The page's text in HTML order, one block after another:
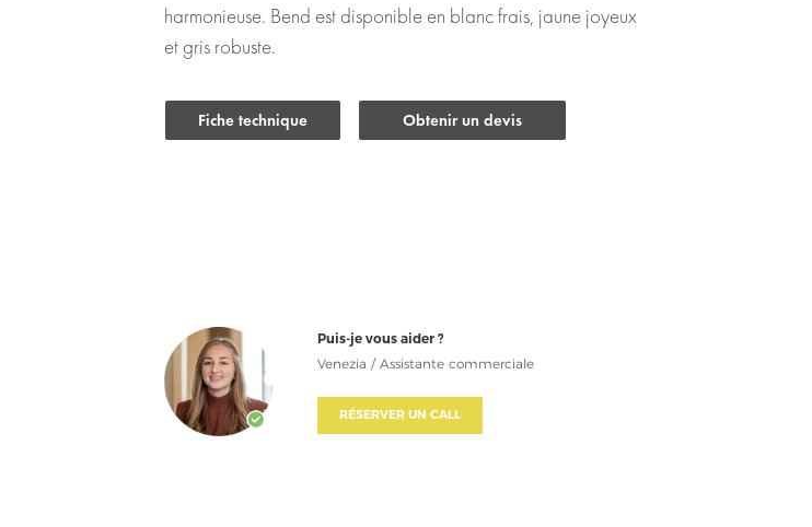
harmonieuse. Bend est disponible en blanc frais, jaune joyeux
et gris robuste.
Fiche technique Obtenir un devis
Puis-je vous aider ?
Venezia / Assistante commerciale
RÉSERVER UN CALL